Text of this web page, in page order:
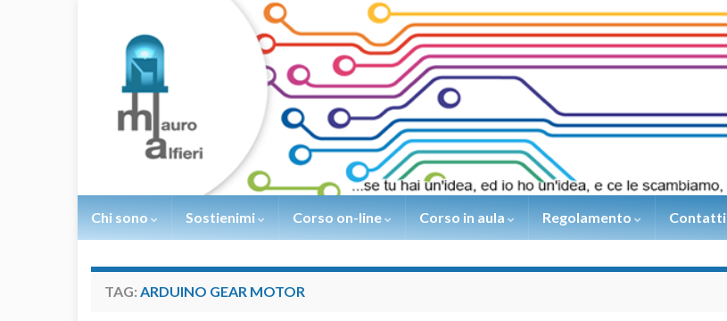
Chi sono Sostienimi Corso on-line Corso in aula Regolamento Contatti
TAG: ARDUINO GEAR MOTOR